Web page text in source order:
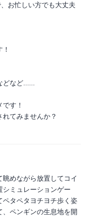
お忙しい方でも大丈夫
など......
す！
てみませんか？
めながら放置してコイ
シミュレーションゲー
ペタペタヨチヨチ歩く姿
ペンギンの生息地を開